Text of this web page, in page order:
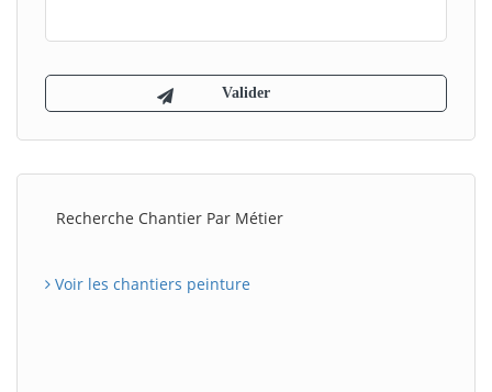
Recherche Chantier Par Métier
Voir les chantiers peinture